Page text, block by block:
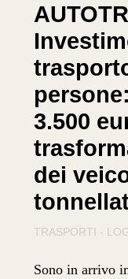
3.500
dei
TRASPORTI -
Sono in arrivo